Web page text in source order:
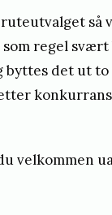
så
regel svært
byttes det ut
velkommen